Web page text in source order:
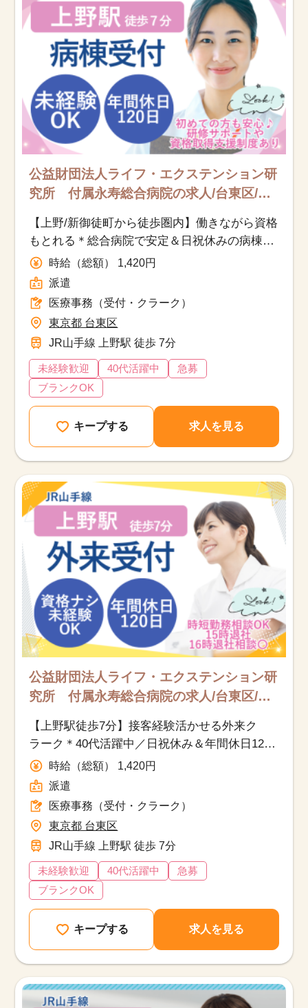
公益財団法人ライフ・エクステンション研
究所 付属永寿総合病院の求人/台東区/医
【上野/新御徒町から徒歩圏内】働きながら資格
もとれる＊総合病院で安定＆日祝休みの病棟ク
ラーク募集♪
時給（総額） 1,420円
派遣
医療事務（受付・クラーク）
東京都 台東区
JR山手線 上野駅 徒歩 7分
未経験歓迎 40代活躍中
急募
ブランクOK
キープする 求人を見る
公益財団法人ライフ・エクステンション研
究所 付属永寿総合病院の求人/台東区/医
【上野駅徒歩7分】接客経験活かせる外来ク
ラーク＊40代活躍中／日祝休み＆年間休日120
日＊交通費全額支給
時給（総額） 1,420円
派遣
医療事務（受付・クラーク）
東京都 台東区
JR山手線 上野駅 徒歩 7分
未経験歓迎 40代活躍中
急募
ブランクOK
キープする 求人を見る